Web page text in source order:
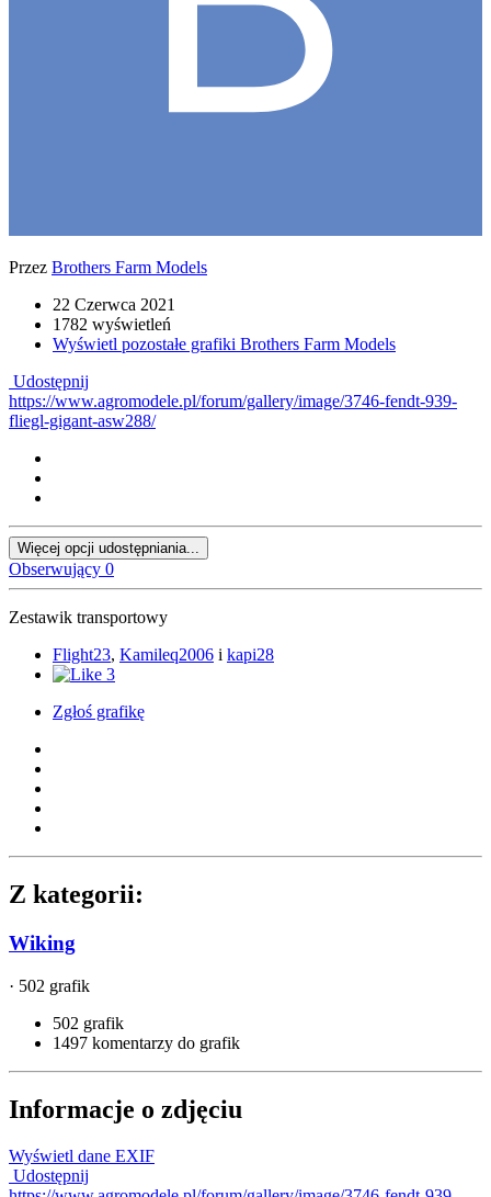
Przez Brothers Farm Models
22 Czerwca 2021
1782 wyświetleń
Wyświetl pozostałe grafiki Brothers Farm Models
Udostępnij
https://www.agromodele.pl/forum/gallery/image/3746-fendt-939-
fliegl-gigant-asw288/
Więcej opcji udostępniania...
Obserwujący 0
Zestawik transportowy
Flight23, Kamileq2006 i kapi28
3
Zgłoś grafikę
Z kategorii:
Wiking
· 502 grafik
502 grafik
1497 komentarzy do grafik
Informacje o zdjęciu
Wyświetl dane EXIF
Udostępnij